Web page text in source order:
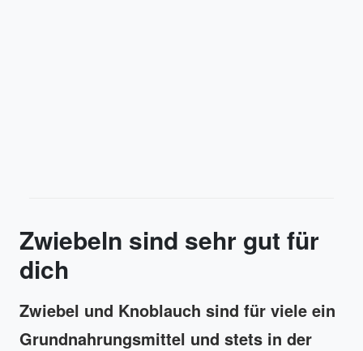
Zwiebeln sind sehr gut für
dich
Zwiebel und Knoblauch sind für viele ein
Grundnahrungsmittel und stets in der